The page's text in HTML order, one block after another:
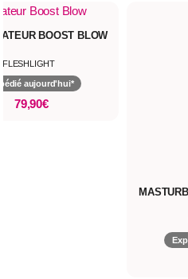
BOOST BLOW
FLESHLIGHT
aujourd'hui*
79,90€